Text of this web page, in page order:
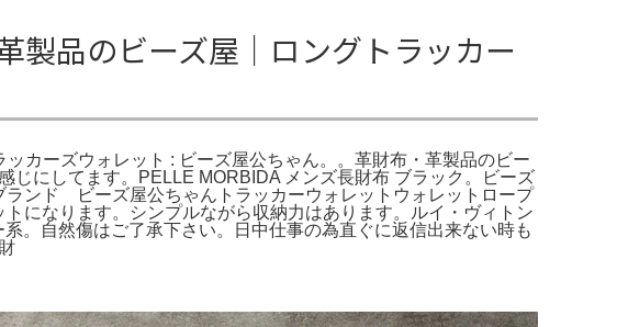
製品のビーズ屋｜ロングトラッカー
カーズウォレット : ビーズ屋公ちゃん。。革財布・革製品のビー
じにしてます。PELLE MORBIDA メンズ長財布 ブラック。ビーズ
ンド ビーズ屋公ちゃんトラッカーウォレットウォレットロープ
になります。シンプルながら収納力はあります。ルイ・ヴィトン
。自然傷はご了承下さい。日中仕事の為直ぐに返信出来ない時も